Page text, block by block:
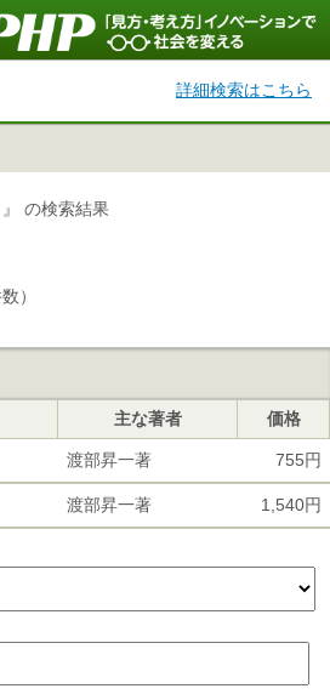
詳細検索はこちら
の検索結果
）
主な著者 価格
渡部昇一著 755円
渡部昇一著 1,540円